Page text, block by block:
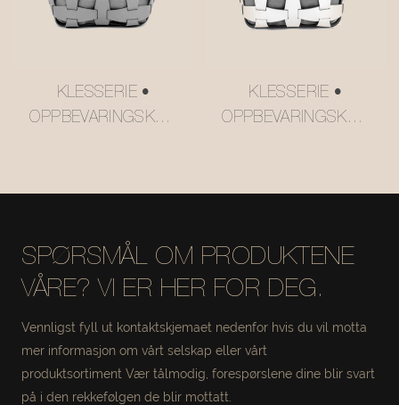
KLESSERIE •
OPPBEVARINGSKUR
KLESSERIE •
OPPBEVARINGSKUR
SPØRSMÅL OM PRODUKTENE
VÅRE? VI ER HER FOR DEG.
Vennligst fyll ut kontaktskjemaet nedenfor hvis du vil motta
mer informasjon om vårt selskap eller vårt
produktsortiment Vær tålmodig, forespørslene dine blir svart
på i den rekkefølgen de blir mottatt.